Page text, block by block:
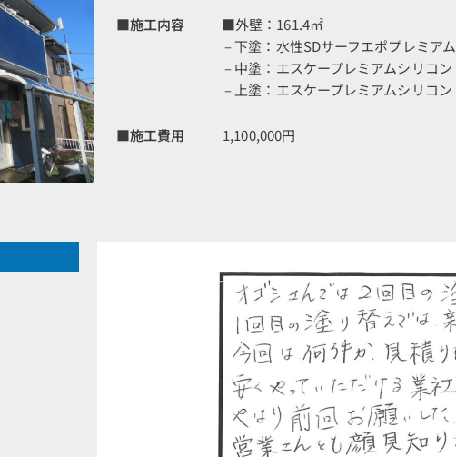
■施工内容
■外壁：161.4㎡
– 下塗：水性SDサーフエポプレミアム
– 中塗：エスケープレミアムシリコン
– 上塗：エスケープレミアムシリコン
■施工費用 1,100,000円